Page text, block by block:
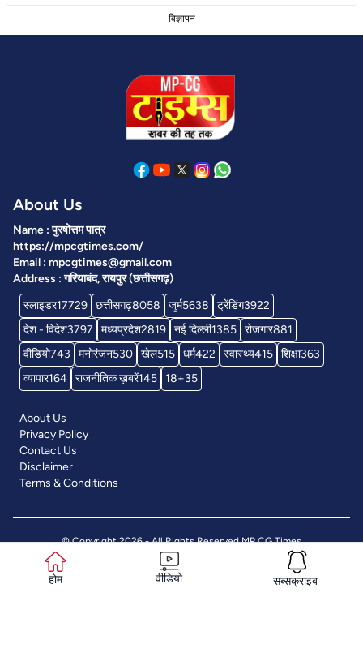
होम वीडियो सब्सक्राइब
विज्ञापन
About Us
Name : पुरषोत्तम पात्र
https://mpcgtimes.com/
Email : mpcgtimes@gmail.com
Address : गरियाबंद, रायपुर (छत्तीसगढ़)
स्लाइडर17729 छत्तीसगढ़8058 जुर्म5638 ट्रेंडिंग3922
देश - विदेश3797 मध्यप्रदेश2819 नई दिल्ली1385 रोजगार881
वीडियो743 मनोरंजन530 खेल515 धर्म422 स्वास्थ्य415 शिक्षा363
व्यापार164 राजनीतिक ख़बरें145 18+35
About Us
Privacy Policy
Contact Us
Disclaimer
Terms & Conditions
© Copyright 2026 - All Rights ReservedMP CG Times